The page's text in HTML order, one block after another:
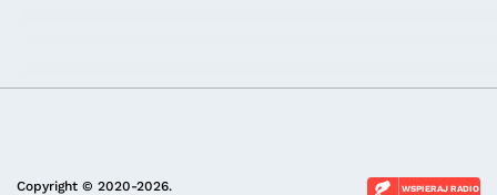
Copyright © 2020-2026. WSPIERAJ RADIO